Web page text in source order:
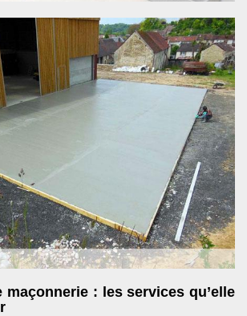
maçonnerie : les services qu’elle